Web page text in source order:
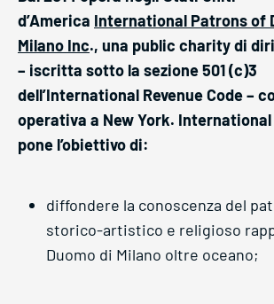
d’America International Patrons of
Milano Inc., una public charity di
– iscritta sotto la sezione 501 (c)3
dell’International Revenue Code –
operativa a New York.
pone l’obiettivo di:
diffondere la conoscenza del
storico-artistico e religioso
Duomo di Milano oltre oceano;